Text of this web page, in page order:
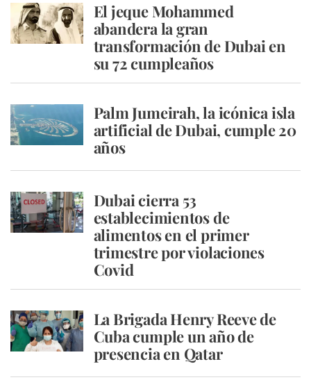
El jeque Mohammed
abandera la gran
transformación de Dubai en
su 72 cumpleaños
Palm Jumeirah, la icónica isla
artificial de Dubai, cumple 20
años
Dubai cierra 53
establecimientos de
alimentos en el primer
trimestre por violaciones
Covid
La Brigada Henry Reeve de
Cuba cumple un año de
presencia en Qatar